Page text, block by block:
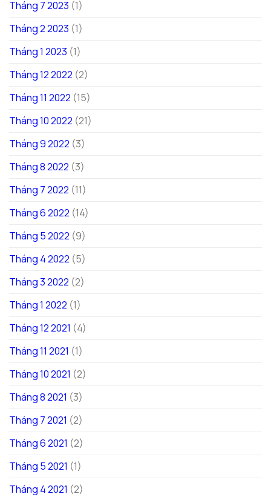
Tháng 7 2023 (1)
Tháng 2 2023 (1)
Tháng 1 2023 (1)
Tháng 12 2022 (2)
Tháng 11 2022 (15)
Tháng 10 2022 (21)
Tháng 9 2022 (3)
Tháng 8 2022 (3)
Tháng 7 2022 (11)
Tháng 6 2022 (14)
Tháng 5 2022 (9)
Tháng 4 2022 (5)
Tháng 3 2022 (2)
Tháng 1 2022 (1)
Tháng 12 2021 (4)
Tháng 11 2021 (1)
Tháng 10 2021 (2)
Tháng 8 2021 (3)
Tháng 7 2021 (2)
Tháng 6 2021 (2)
Tháng 5 2021 (1)
Tháng 4 2021 (2)